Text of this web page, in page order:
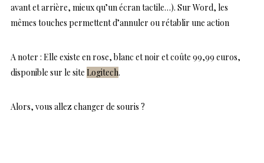
avant et arrière, mieux qu’un écran tactile…). Sur Word, les
mêmes touches permettent d’annuler ou rétablir une action
A noter : Elle existe en rose, blanc et noir et coûte 99,99 euros,
disponible sur le site Logitech.
Alors, vous allez changer de souris ?